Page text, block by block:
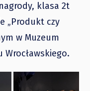
klasa 2t
„Produkt czy
w Muzeum